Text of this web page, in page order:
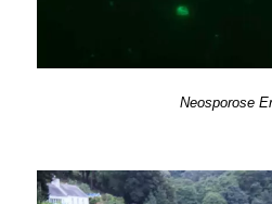
Neosporose